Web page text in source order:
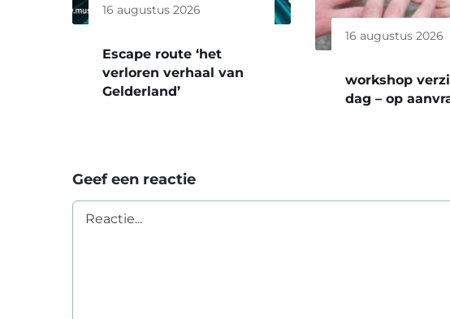
16 augustus 2026
Escape route ‘het
verloren verhaal van
Gelderland’
16 augustus 2026
workshop
dag – op
Geef een reactie
Reactie